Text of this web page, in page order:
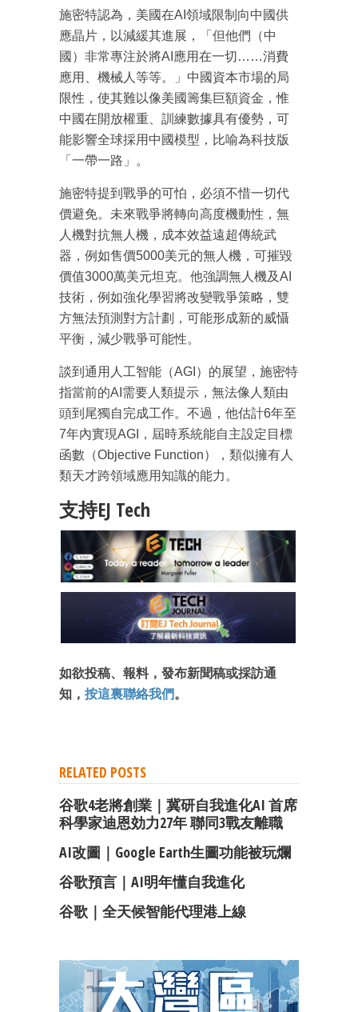
施密特認為，美國在AI領域限制向中國供
應晶片，以減緩其進展，「但他們（中
國）非常專注於將AI應用在一切……消費
應用、機械人等等。」中國資本市場的局
限性，使其難以像美國籌集巨額資金，惟
中國在開放權重、訓練數據具有優勢，可
能影響全球採用中國模型，比喻為科技版
「一帶一路」。
施密特提到戰爭的可怕，必須不惜一切代
價避免。未來戰爭將轉向高度機動性，無
人機對抗無人機，成本效益遠超傳統武
器，例如售價5000美元的無人機，可摧毀
價值3000萬美元坦克。他強調無人機及AI
技術，例如強化學習將改變戰爭策略，雙
方無法預測對方計劃，可能形成新的威懾
平衡，減少戰爭可能性。
談到通用人工智能（AGI）的展望，施密特
指當前的AI需要人類提示，無法像人類由
頭到尾獨自完成工作。不過，他估計6年至
7年內實現AGI，屆時系統能自主設定目標
函數（Objective Function），類似擁有人
類天才跨領域應用知識的能力。
支持EJ Tech
如欲投稿、報料，發布新聞稿或採訪通
知， 按這裏聯絡我們。
RELATED POSTS
谷歌4老將創業｜冀研自我進化AI 首席
科學家迪恩効力27年 聯同3戰友離職
AI改圖｜Google Earth生圖功能被玩爛
谷歌預言｜AI明年懂自我進化
谷歌｜全天候智能代理港上線
最新資訊（附創業懶人包）
箱！